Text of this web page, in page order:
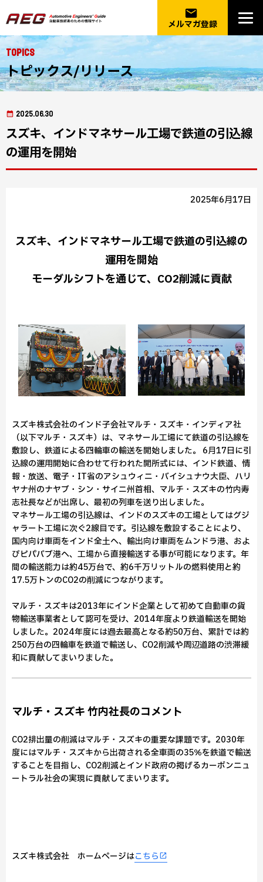
email
メルマガ登録
Topics
トピックス/リリース
2025.06.30
スズキ、インドマネサール工場で鉄道の引込線
の運用を開始
2025年6月17日
スズキ、インドマネサール工場で鉄道の引込線の
運用を開始
モーダルシフトを通じて、CO2削減に貢献
スズキ株式会社のインド子会社マルチ・スズキ・インディア社
（以下マルチ・スズキ）は、マネサール工場にて鉄道の引込線を
敷設し、鉄道による四輪車の輸送を開始しました。 6月17日に引
込線の運用開始に合わせて行われた開所式には、インド鉄道、情
報・放送、電子・IT省のアシュウィニ・バイシュナウ大臣、ハリ
ヤナ州のナヤブ・シン・サイニ州首相、マルチ・スズキの竹内寿
志社長などが出席し、最初の列車を送り出しました。
マネサール工場の引込線は、インドのスズキの工場としてはグジ
ャラート工場に次ぐ2線目です。引込線を敷設することにより、
国内向け車両をインド全土へ、輸出向け車両をムンドラ港、およ
びピパバブ港へ、工場から直接輸送する事が可能になります。年
間の輸送能力は約45万台で、約6千万リットルの燃料使用と約
17.5万トンのCO2の削減につながります。
マルチ・スズキは2013年にインド企業として初めて自動車の貨
物輸送事業者として認可を受け、2014年度より鉄道輸送を開始
しました。2024年度には過去最高となる約50万台、累計では約
250万台の四輪車を鉄道で輸送し、CO2削減や周辺道路の渋滞緩
和に貢献してまいりました。
マルチ・スズキ 竹内社長のコメント
CO2排出量の削減はマルチ・スズキの重要な課題です。2030年
度にはマルチ・スズキから出荷される全車両の35％を鉄道で輸送
することを目指し、CO2削減とインド政府の掲げるカーボンニュ
ートラル社会の実現に貢献してまいります。
スズキ株式会社 ホームページはこちら